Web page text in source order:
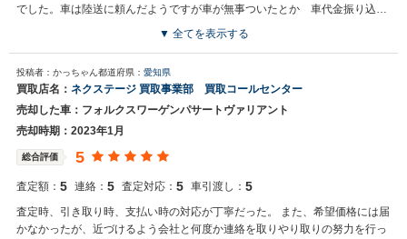
でした。車は陸送に頼んだようですが車が無事ついたとか 車代金振り込み
ましたの連絡はいっさい有りませんでした。
買取店からの返信
お世話になっております。株式会社ネクステージでございます。 この
度は、誠に申し訳ございませんでした。 お客様から頂きました、貴重
なご意見を真摯に受け止め改善に努めていきます。 また機会がござい
ましたら是非ネクステージをご利用いただけますと幸いでございま
▼ 全てを表示する
投稿者：かっちゃん都道府県： 愛知県
買取店名： ネクステージ 買取事業部 買取コールセンター
売却した車：フォルクスワーゲンパサートヴァリアント
売却時期：2023年1月
総合評価 5
査定額： 5 連絡： 5 査定対応： 5 車引渡し： 5
査定時、引き取り時、支払い時の対応が丁寧だった。 また、希望価格には届
かなかったが、近づけるよう会社と何度か連絡を取りやり取りの努力を行っ